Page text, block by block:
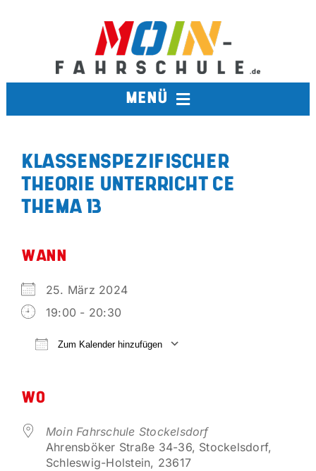
MENÜ
TERMINE
KLASSENSPEZIFISCHER
THEORIE UNTERRICHT CE
THEMA 13
WANN
25. März 2024
19:00 - 20:30
Zum Kalender hinzufügen
WO
Moin Fahrschule Stockelsdorf
Ahrensböker Straße 34-36, Stockelsdorf,
Schleswig-Holstein, 23617